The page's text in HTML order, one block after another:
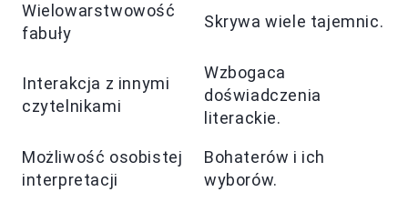
Wielowarstwowość
fabuły
Skrywa wiele tajemnic.
Interakcja z innymi
czytelnikami
Wzbogaca
doświadczenia
literackie.
Możliwość osobistej
interpretacji
Bohaterów i ich
wyborów.